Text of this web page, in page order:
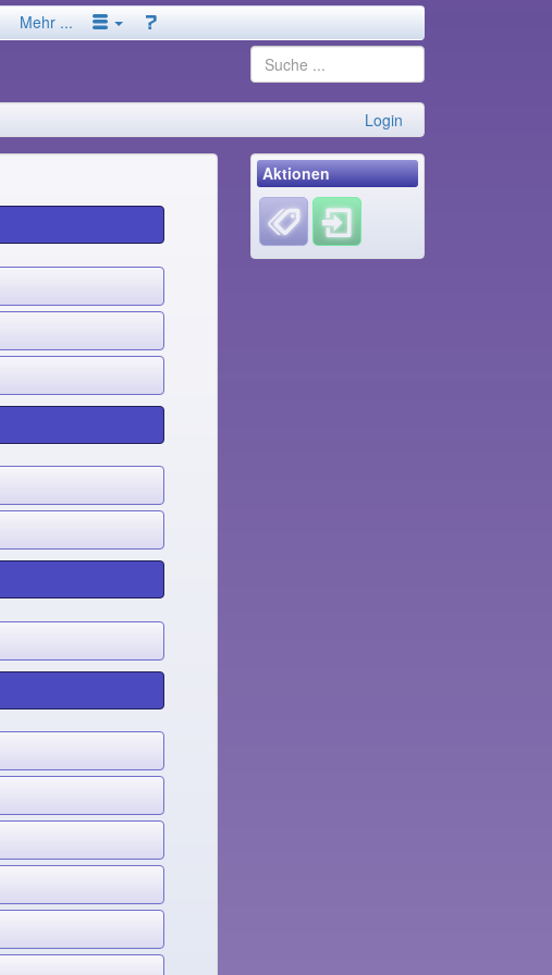
Mehr ...
Login
Aktionen